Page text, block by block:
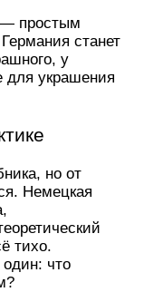
— простым
станет
у
украшения
но от
Немецкая
тихо.
что